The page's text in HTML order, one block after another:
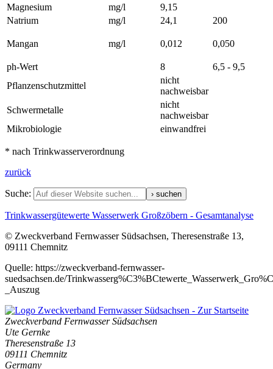
Magnesium
mg/l
9,15
Natrium
mg/l 24,1 200
Mangan mg/l 0,012 0,050
ph-Wert 8
6,5 - 9,5
Pflanzenschutzmittel
nicht
nachweisbar
Schwermetalle
nicht
nachweisbar
Mikrobiologie
einwandfrei
* nach Trinkwasserverordnung
zurück
Suche:
Trinkwassergütewerte Wasserwerk Großzöbern - Gesamtanalyse
© Zweckverband Fernwasser Südsachsen, Theresenstraße 13,
09111 Chemnitz
Quelle: https://zweckverband-fernwasser-
suedsachsen.de/
_Auszug
Zweckverband Fernwasser Südsachsen
Ute Gernke
Theresenstraße 13
09111 Chemnitz
Germany